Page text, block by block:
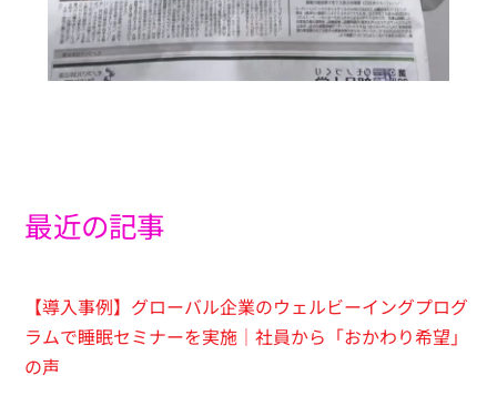
最近の記事
【導入事例】グローバル企業のウェルビーイングプログ
ラムで睡眠セミナーを実施｜社員から「おかわり希望」
の声